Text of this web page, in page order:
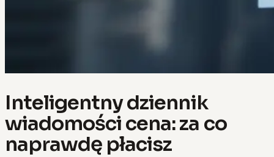
Inteligentny dziennik
wiadomości cena: za co
naprawdę płacisz